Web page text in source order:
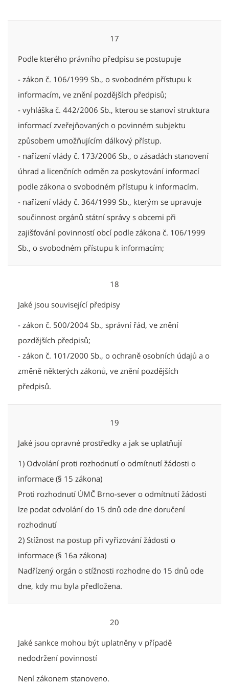
17
Podle kterého právního předpisu se postupuje
- zákon č. 106/1999 Sb., o svobodném přístupu k
informacím, ve znění pozdějších předpisů;
- vyhláška č. 442/2006 Sb., kterou se stanoví struktura
informací zveřejňovaných o povinném subjektu
způsobem umožňujícím dálkový přístup.
- nařízení vlády č. 173/2006 Sb., o zásadách stanovení
úhrad a licenčních odměn za poskytování informací
podle zákona o svobodném přístupu k informacím.
- nařízení vlády č. 364/1999 Sb., kterým se upravuje
součinnost orgánů státní správy s obcemi při
zajišťování povinností obcí podle zákona č. 106/1999
Sb., o svobodném přístupu k informacím;
18
Jaké jsou související předpisy
- zákon č. 500/2004 Sb., správní řád, ve znění
pozdějších předpisů;
- zákon č. 101/2000 Sb., o ochraně osobních údajů a o
změně některých zákonů, ve znění pozdějších
předpisů.
19
Jaké jsou opravné prostředky a jak se uplatňují
1) Odvolání proti rozhodnutí o odmítnutí žádosti o
informace (§ 15 zákona)
Proti rozhodnutí ÚMČ Brno-sever o odmítnutí žádosti
lze podat odvolání do 15 dnů ode dne doručení
rozhodnutí
2) Stížnost na postup při vyřizování žádosti o
informace (§ 16a zákona)
Nadřízený orgán o stížnosti rozhodne do 15 dnů ode
dne, kdy mu byla předložena.
20
Jaké sankce mohou být uplatněny v případě
nedodržení povinností
Není zákonem stanoveno.